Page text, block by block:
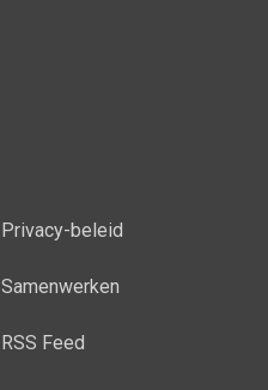
Privacy-beleid
Samenwerken
RSS Feed